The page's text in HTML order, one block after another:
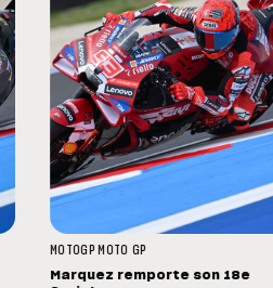
MOTOGP MOTO GP
Marquez remporte son 18e